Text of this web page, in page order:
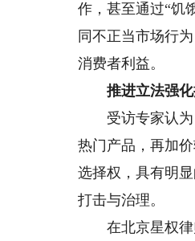
作，甚至通过“饥
同不正当市场行
消费者利益。
推进立法强化
受访专家认为，
热门产品，再加
选择权，具有明
打击与治理。
在北京星权律